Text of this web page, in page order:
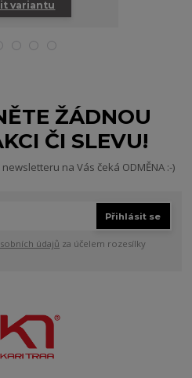
variantu
ŽÁDNOU
ČI SLEVU!
na Vás čeká ODMĚNA :-)
Přihlásit se
údajů za účelem rozesílky